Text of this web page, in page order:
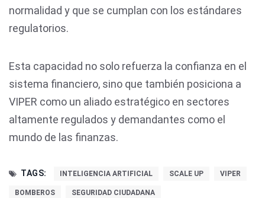
normalidad y que se cumplan con los estándares
regulatorios.
Esta capacidad no solo refuerza la confianza en el
sistema financiero, sino que también posiciona a
VIPER como un aliado estratégico en sectores
altamente regulados y demandantes como el
mundo de las finanzas.
TAGS: INTELIGENCIA ARTIFICIAL SCALE UP VIPER
BOMBEROS SEGURIDAD CIUDADANA